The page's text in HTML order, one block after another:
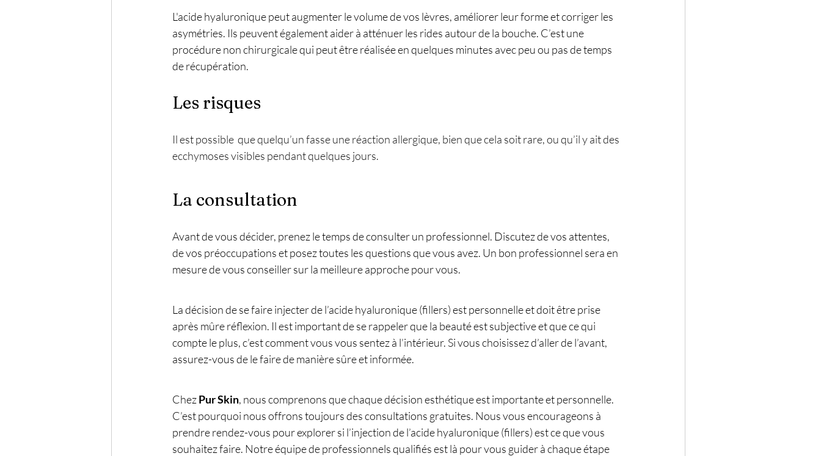
L'acide hyaluronique peut augmenter le volume de vos lèvres, améliorer leur forme et corriger les
asymétries. Ils peuvent également aider à atténuer les rides autour de la bouche. C’est une
procédure non chirurgicale qui peut être réalisée en quelques minutes avec peu ou pas de temps
de récupération.
Les risques
Il est possible  que quelqu’un fasse une réaction allergique, bien que cela soit rare, ou qu’il y ait des
ecchymoses visibles pendant quelques jours.
La consultation
Avant de vous décider, prenez le temps de consulter un professionnel. Discutez de vos attentes,
de vos préoccupations et posez toutes les questions que vous avez. Un bon professionnel sera en
mesure de vous conseiller sur la meilleure approche pour vous.
La décision de se faire injecter de l’acide hyaluronique (fillers) est personnelle et doit être prise
après mûre réflexion. Il est important de se rappeler que la beauté est subjective et que ce qui
compte le plus, c’est comment vous vous sentez à l’intérieur. Si vous choisissez d’aller de l’avant,
assurez-vous de le faire de manière sûre et informée.
Chez Pur Skin, nous comprenons que chaque décision esthétique est importante et personnelle.
C’est pourquoi nous offrons toujours des consultations gratuites. Nous vous encourageons à
prendre rendez-vous pour explorer si l’injection de l’acide hyaluronique (fillers) est ce que vous
souhaitez faire. Notre équipe de professionnels qualifiés est là pour vous guider à chaque étape